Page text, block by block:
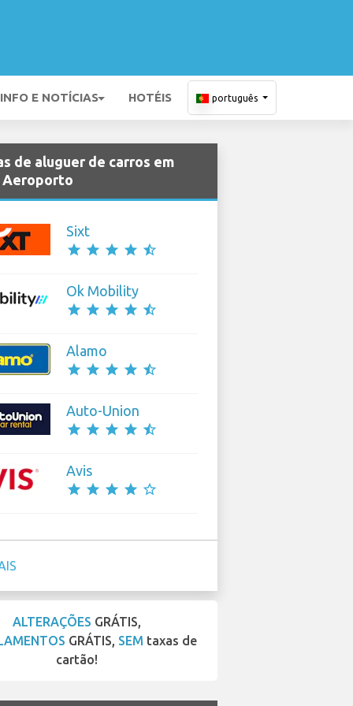
INFO E NOTÍCIAS HOTÉIS português
de aluguer de carros em
Aeroporto
Sixt
star star star star star_half
Ok Mobility
star star star star star_half
Alamo
star star star star star_half
Auto-Union
star star star star star_half
Avis
star star star star star_border
ALTERAÇÕES GRÁTIS,
GRÁTIS, SEM taxas de
cartão!